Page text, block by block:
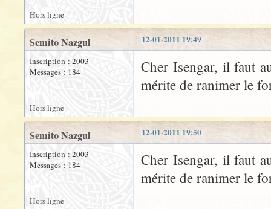
Hors ligne
12-01-2011 19:49
Semito Nazgul
Inscription : 2003
Messages : 184
Cher Isengar, il faut
mérite de ranimer le
Hors ligne
12-01-2011 19:50
Semito Nazgul
Inscription : 2003
Messages : 184
Cher Isengar, il faut
mérite de ranimer le
Hors ligne